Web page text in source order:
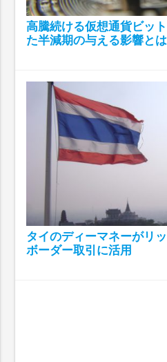
高騰続ける仮想通貨ビッ
た半減期の与える影響とは
タイのディーマネーがリ
ボーダー取引に活用